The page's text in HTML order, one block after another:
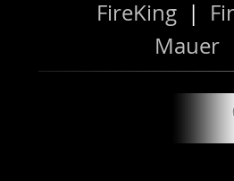
FireKing |
Mauer